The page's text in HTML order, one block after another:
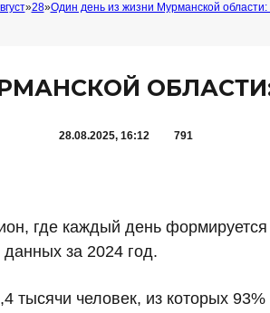
28 Один день из жизни Мурманской области:
28.08.2025, 16:12 791
где каждый день
за 2024 год.
тысячи человек, из которых